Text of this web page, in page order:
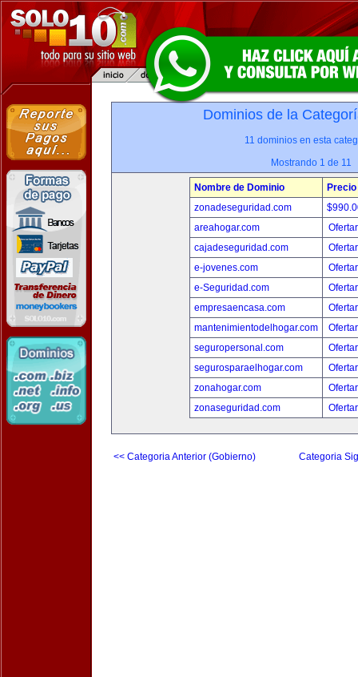
Dominios de la
11 dominios en esta
Mostrando 1 de 11
Nombre de Dominio
Precio
zonadeseguridad.com
areahogar.com
cajadeseguridad.com
e-jovenes.com
e-Seguridad.com
empresaencasa.com
mantenimientodelhogar.com
seguropersonal.com
segurosparaelhogar.com
zonahogar.com
zonaseguridad.com
<< Categoria Anterior (Gobierno) Categoria